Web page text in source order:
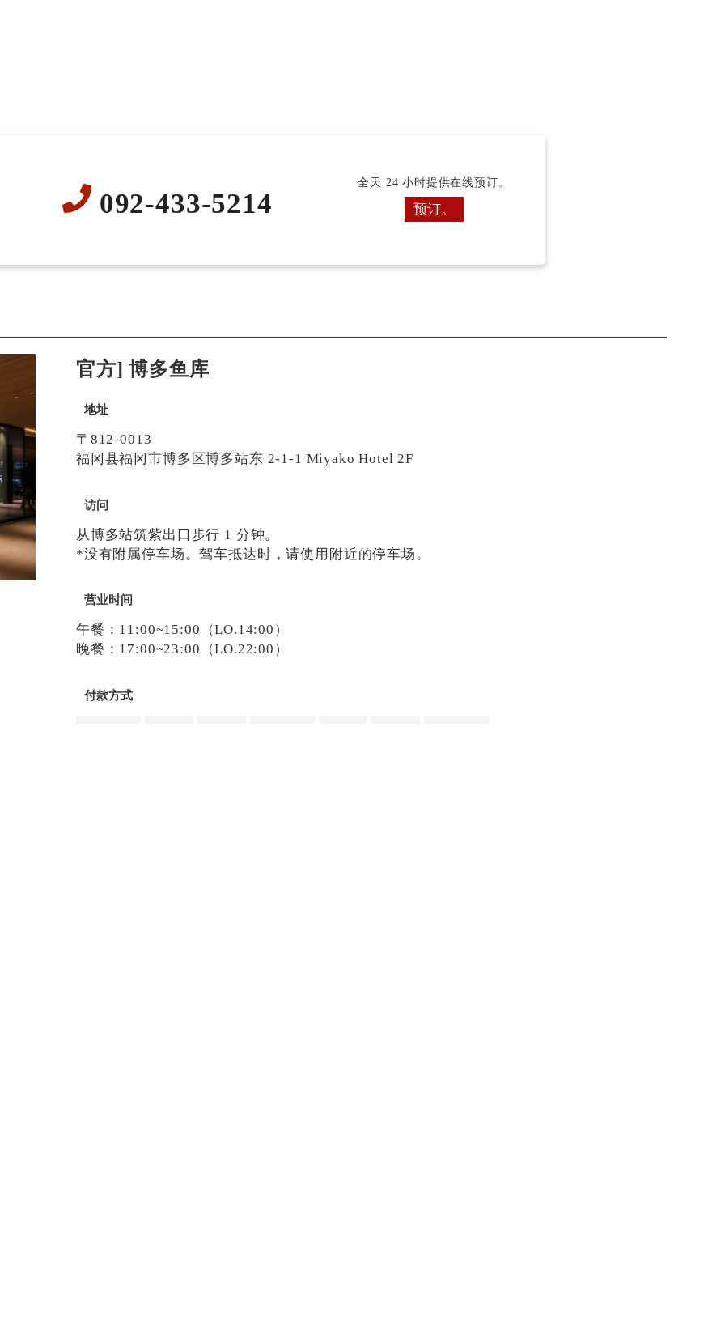
092-433-5214
全天 24 小时提供在线预订。
预订。
官方] 博多鱼库
地址
〒812-0013
福冈县福冈市博多区博多站东 2-1-1 Miyako Hotel 2F
访问
从博多站筑紫出口步行 1 分钟。
*没有附属停车场。驾车抵达时，请使用附近的停车场。
营业时间
午餐：11:00~15:00（LO.14:00）
晚餐：17:00~23:00（LO.22:00）
付款方式